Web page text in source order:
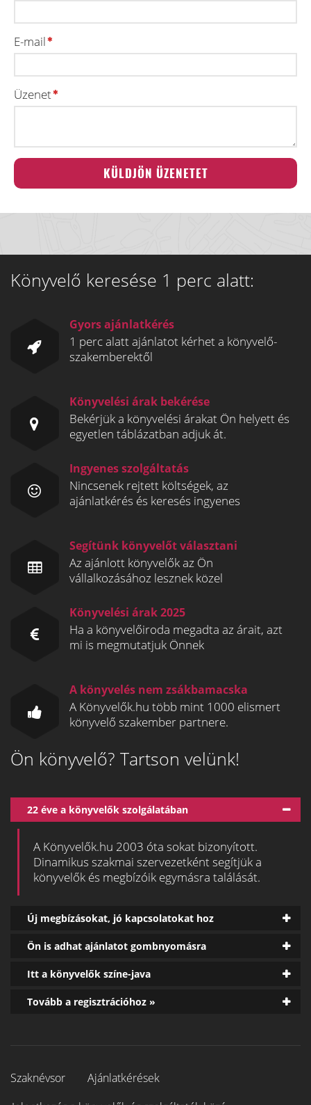
E-mail
Üzenet
Könyvelő keresése 1 perc alatt:
Gyors ajánlatkérés
1 perc alatt ajánlatot kérhet a könyvelő-
szakemberektől
Könyvelési árak bekérése
Bekérjük a könyvelési árakat Ön helyett és
egyetlen táblázatban adjuk át.
Ingyenes szolgáltatás
Nincsenek rejtett költségek, az
ajánlatkérés és keresés ingyenes
Segítünk könyvelőt választani
Az ajánlott könyvelők az Ön
vállalkozásához lesznek közel
Könyvelési árak 2025
Ha a könyvelőiroda megadta az árait, azt
mi is megmutatjuk Önnek
A könyvelés nem zsákbamacska
A Könyvelők.hu több mint 1000 elismert
könyvelő szakember partnere.
Ön könyvelő? Tartson velünk!
22 éve a könyvelők szolgálatában
A Könyvelők.hu 2003 óta sokat bizonyított.
Dinamikus szakmai szervezetként segítjük a
könyvelők és megbízóik egymásra találását.
Új megbízásokat, jó kapcsolatokat hoz
Ön is adhat ajánlatot gombnyomásra
Itt a könyvelők színe-java
Tovább a regisztrációhoz »
Szaknévsor
Ajánlatkérések